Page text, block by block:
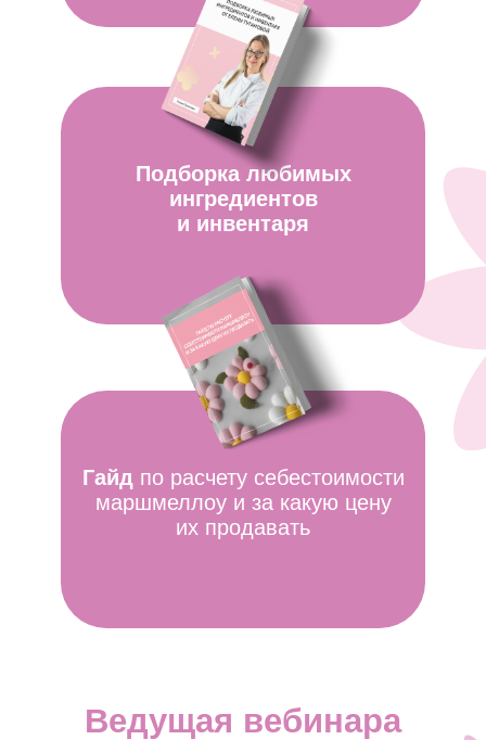
Елена Туганова
ТОП-кондитер
@flowercake_zefir
Запишитесь
на вебинар
Пятница, 31 мая
И получите подарки за регистрацию
и за участие в вебинаре
ЗАПИСАТЬСЯ НА 19:00 МСК
ЗАПИСАТЬСЯ НА 12:00 МСК